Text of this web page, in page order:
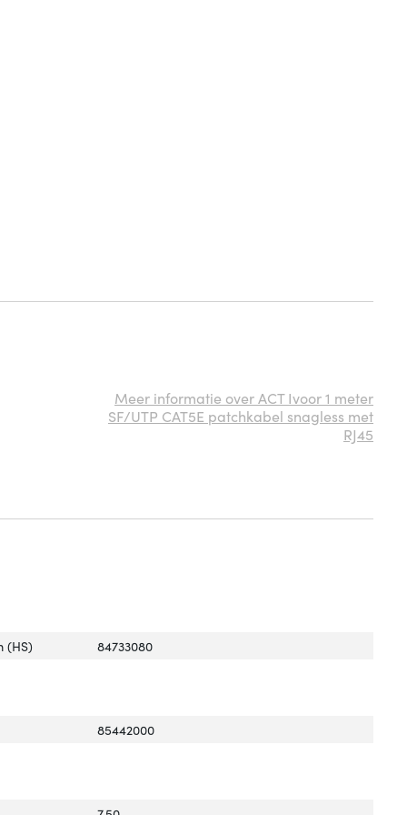
Meer informatie over ACT Ivoor 1 meter
SF/UTP CAT5E patchkabel snagless met
RJ45
(HS) 84733080
85442000